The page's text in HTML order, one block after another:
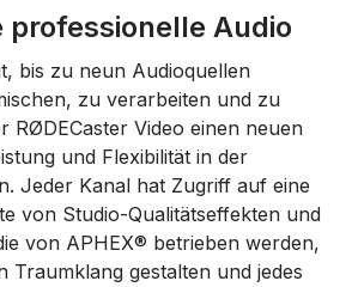
Audio
bis zu neun Audioquellen
zu verarbeiten und zu
RØDECaster Video einen neuen
und Flexibilität in der
Jeder Kanal hat Zugriff auf eine
von Studio-Qualitätseffekten und
von APHEX® betrieben werden,
Traumklang gestalten und jedes